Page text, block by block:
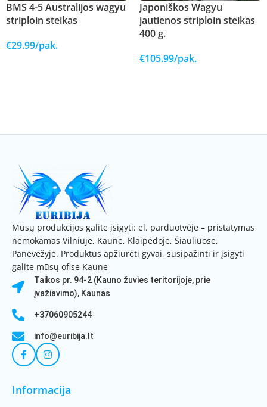
BMS 4-5 Australijos wagyu
striploin steikas
€29.99/pak.
Japoniškos Wagyu
jautienos striploin steikas
400 g.
€105.99/pak.
Mūsų produkcijos galite įsigyti: el. parduotvėje – pristatymas
nemokamas Vilniuje, Kaune, Klaipėdoje, Šiauliuose,
Panevėžyje. Produktus apžiūrėti gyvai, susipažinti ir įsigyti
galite mūsų ofise Kaune
Taikos pr. 94-2 (Kauno žuvies teritorijoje, prie
įvažiavimo), Kaunas
+37060905244
info@euribija.lt
Informacija